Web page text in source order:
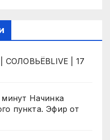
СОЛОВЬЁВLIVE | 17
Начинка
пункта. Эфир от